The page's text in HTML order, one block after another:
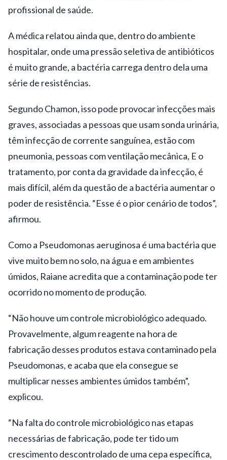
profissional de saúde.
A médica relatou ainda que, dentro do ambiente
hospitalar, onde uma pressão seletiva de antibióticos
é muito grande, a bactéria carrega dentro dela uma
série de resistências.
Segundo Chamon, isso pode provocar infecções mais
graves, associadas a pessoas que usam sonda urinária,
têm infecção de corrente sanguínea, estão com
pneumonia, pessoas com ventilação mecânica, E o
tratamento, por conta da gravidade da infecção, é
mais difícil, além da questão de a bactéria aumentar o
poder de resistência. “Esse é o pior cenário de todos”,
afirmou.
Como a Pseudomonas aeruginosa é uma bactéria que
vive muito bem no solo, na água e em ambientes
úmidos, Raiane acredita que a contaminação pode ter
ocorrido no momento de produção.
“Não houve um controle microbiológico adequado.
Provavelmente, algum reagente na hora de
fabricação desses produtos estava contaminado pela
Pseudomonas, e acaba que ela consegue se
multiplicar nesses ambientes úmidos também”,
explicou.
“Na falta do controle microbiológico nas etapas
necessárias de fabricação, pode ter tido um
crescimento descontrolado de uma cepa específica,